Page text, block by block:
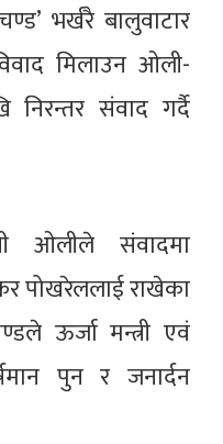
भर्खरै बालुवाटार
मिलाउन ओली-
निरन्तर संवाद गर्दै
ओलीले संवादमा
पोखरेललाई राखेका
ऊर्जा मन्त्री एवं
पुन र जनार्दन